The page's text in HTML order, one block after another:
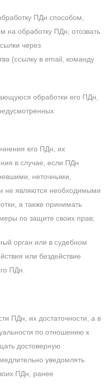
ПДн способом,
на обработку ПДн; отозвать
через
(ссылку в email, команду
обработки его ПДн,
его ПДн, их
в случае, если ПДн
неточными,
не являются необходимыми
а также принимать
по защите своих прав;
орган или в судебном
или бездействие
ПДн.
ПДн, их достаточности, а в
по отношению к
достоверную
уведомлять
ПДн, ранее